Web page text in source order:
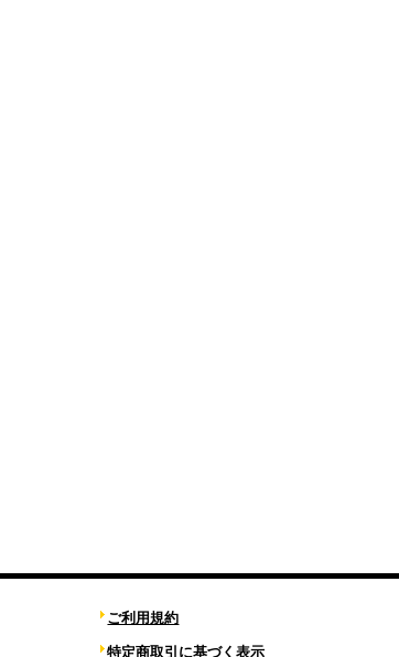
ご利用規約
特定商取引に基づく表示